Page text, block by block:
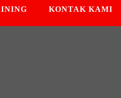
KONTAK KAMI